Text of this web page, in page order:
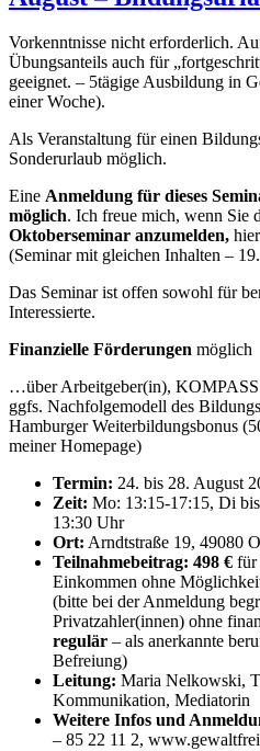
Vorkenntnisse nicht erforderlich.
Übungsanteils auch für
geeignet. – 5tägige Ausbildung in
einer Woche).
Als Veranstaltung für einen
Sonderurlaub möglich.
Eine Anmeldung für dieses
möglich. Ich freue mich, wenn Sie
Oktoberseminar anzumelden,
(Seminar mit gleichen Inhalten –
Das Seminar ist offen sowohl für
Interessierte.
Finanzielle Förderungen möglich
…über Arbeitgeber(in), KOMPASS
ggfs. Nachfolgemodell des
Hamburger Weiterbildungsbonus
meiner Homepage)
Termin: 24. bis 28. August
Zeit: Mo: 13:15-17:15, Di
13:30 Uhr
Ort: Arndtstraße 19, 49080
Teilnahmebeitrag: 498 € für
Einkommen ohne
(bitte bei der Anmeldung
Privatzahler(innen) ohne
regulär – als anerkannte
Befreiung)
Leitung: Maria Nelkowski,
Kommunikation, Mediatorin
Weitere Infos und
– 85 22 11 2,